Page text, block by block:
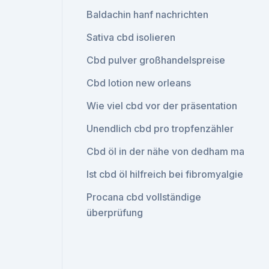
Baldachin hanf nachrichten
Sativa cbd isolieren
Cbd pulver großhandelspreise
Cbd lotion new orleans
Wie viel cbd vor der präsentation
Unendlich cbd pro tropfenzähler
Cbd öl in der nähe von dedham ma
Ist cbd öl hilfreich bei fibromyalgie
Procana cbd vollständige
überprüfung